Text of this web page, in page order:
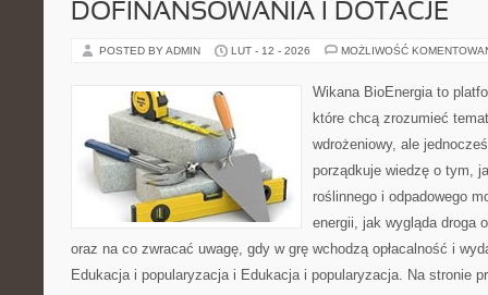
DOFINANSOWANIA I DOTACJE
POSTED BY ADMIN LUT - 12 - 2026 MOŻLIWOŚĆ
Wikana BioEnergia to
które chcą zrozumieć
wdrożeniowy, ale
porządkuje wiedzę o tym,
roślinnego i odpadowego
energii, jak wygląda droga
oraz na co zwracać uwagę, gdy w grę wchodzą opłacalność i
Edukacja i popularyzacja i Edukacja i popularyzacja. Na stronie